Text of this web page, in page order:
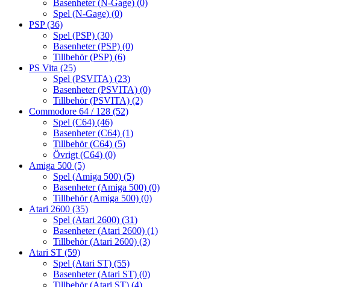
Basenheter (N-Gage) (0)
Spel (N-Gage) (0)
PSP(36)
Spel (PSP) (30)
Basenheter (PSP) (0)
Tillbehör (PSP) (6)
PS Vita (25)
Spel (PSVITA) (23)
Basenheter (PSVITA) (0)
Tillbehör (PSVITA) (2)
Commodore 64 / 128 (52)
Spel (C64) (46)
Basenheter (C64) (1)
Tillbehör (C64) (5)
Övrigt (C64) (0)
Amiga 500 (5)
Spel (Amiga 500) (5)
Basenheter (Amiga 500) (0)
Tillbehör (Amiga 500) (0)
Atari 2600 (35)
Spel (Atari 2600) (31)
Basenheter (Atari 2600) (1)
Tillbehör (Atari 2600) (3)
Atari ST (59)
Spel (Atari ST) (55)
Basenheter (Atari ST) (0)